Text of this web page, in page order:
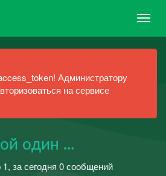
Администратору
на сервисе
один ...
1, за сегодня 0 сообщений